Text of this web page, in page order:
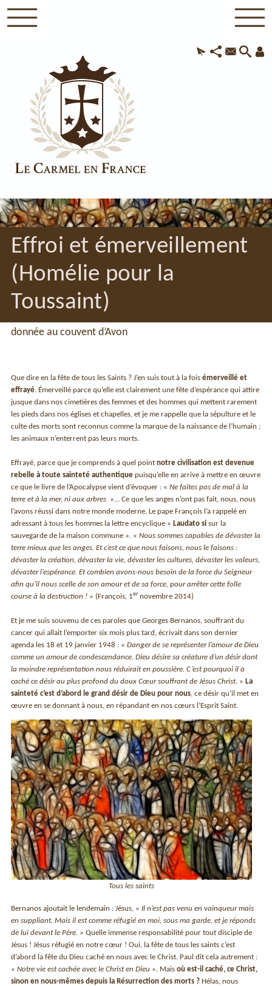
Effroi et émerveillement
(Homélie pour la
Toussaint)
donnée au couvent d’Avon
Que dire en la fête de tous les Saints ? J’en suis tout à la foisémerveillé et
effrayé . Émerveillé parce qu’elle est clairement une fête d’espérance qui attire
jusque dans nos cimetières des femmes et des hommes qui mettent rarement
les pieds dans nos églises et chapelles, et je me rappelle que la sépulture et le
culte des morts sont reconnus comme la marque de la naissance de l’humain ;
les animaux n’enterrent pas leurs morts.
Effrayé, parce que je comprends à quel pointnotre civilisation est devenue
rebelle à toute sainteté authentique puisqu’elle en arrive à mettre en œuvre
ce que le livre de l’Apocalypse vient d’évoquer : «Ne faites pas de mal à la
terre et à la mer, ni aux arbres »… Ce que les anges n’ont pas fait, nous, nous
l’avons réussi dans notre monde moderne. Le pape François l’a rappelé en
adressant à tous les hommes la lettre encyclique « Laudato si sur la
sauvegarde de la maison commune ». «Nous sommes capables de dévaster la
terre mieux que les anges. Et c’est ce que nous faisons, nous le faisons :
dévaster la création, dévaster la vie, dévaster les cultures, dévaster les valeurs,
dévaster l’espérance. Et combien avons-nous besoin de la force du Seigneur
afin qu’il nous scelle de son amour et de sa force, pour arrêter cette folle
course à la destruction ! » (François, 1er novembre 2014)
Et je me suis souvenu de ces paroles que Georges Bernanos, souffrant du
cancer qui allait l’emporter six mois plus tard, écrivait dans son dernier
agenda les 18 et 19 janvier 1948 : «Danger de se représenter l’amour de Dieu
comme un amour de condescendance. Dieu désire sa créature d’un désir dont
la moindre représentation nous réduirait en poussière. C’est pourquoi il a
caché ce désir au plus profond du doux Cœur souffrant de Jésus Christ. » La
sainteté c’est d’abord le grand désir de Dieu pour nous , ce désir qu’il met en
œuvre en se donnant à nous, en répandant en nos cœurs l’Esprit Saint.
Tous les saints
Bernanos ajoutait le lendemain : Jésus, «Il n’est pas venu en vainqueur mais
en suppliant. Mais il est comme réfugié en moi, sous ma garde, et je réponds
de lui devant le Père. » Quelle immense responsabilité pour tout disciple de
Jésus ! Jésus réfugié en notre cœur ! Oui, la fête de tous les saints c’est
d’abord la fête du Dieu caché en nous avec le Christ. Paul dit cela autrement :
«Notre vie est cachée avec le Christ en Dieu ». Maisoù est-il caché, ce Christ,
sinon en nous-mêmes depuis la Résurrection des morts ?Hélas, nous